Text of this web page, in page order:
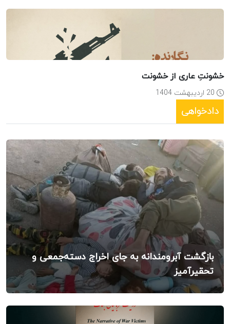
خشونتِ عاری از خشونت
دادخواهی
بازگشت آبرومندانه به جای اخراج دسته‌جمعی و
تحقیرآمیز